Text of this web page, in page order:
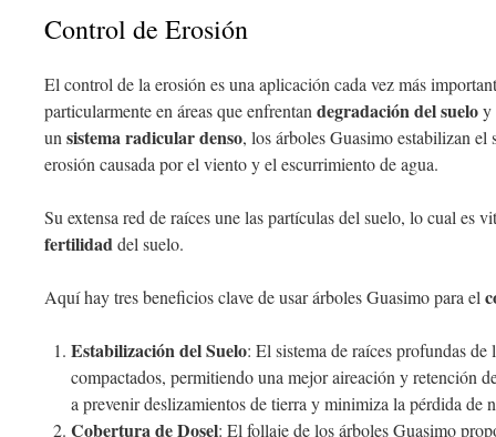
Control de Erosión
El control de la erosión es una aplicación cada vez más
particularmente en áreas que enfrentan degradación del sueloy
un sistema radicular denso, los árboles Guasimo estabilizan
erosión causada por el viento y el escurrimiento de agua.
Su extensa red de raíces une las partículas del suelo, lo cual es
fertilidaddel suelo.
Aquí hay tres beneficios clave de usar árboles Guasimo para el
Estabilización del Suelo: El sistema de raíces profundas
compactados, permitiendo una mejor aireación y retención
a prevenir deslizamientos de tierra y minimiza la pérdida de
Cobertura de Dosel: El follaje de los árboles Guasimo